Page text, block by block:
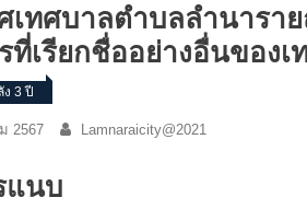
เทศบาลตำบลลำนารา
ที่เรียกชื่ออย่างอื่นของ
3 ปี
2567 Lamnaraicity@2021
แนบ